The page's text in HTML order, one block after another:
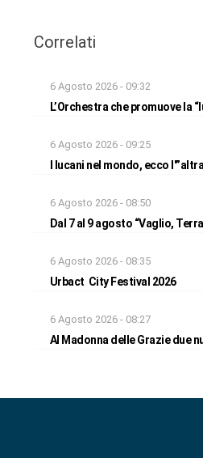
Correlati
6 Agosto 2026 - 09:32
L’Orchestra che promuove la
6 Agosto 2026 - 09:25
I lucani nel mondo, ecco
6 Agosto 2026 - 08:50
Dal 7 al 9 agosto “Vaglio,
6 Agosto 2026 - 08:35
Urbact City Festival 2026
6 Agosto 2026 - 08:27
Al Madonna delle Grazie due